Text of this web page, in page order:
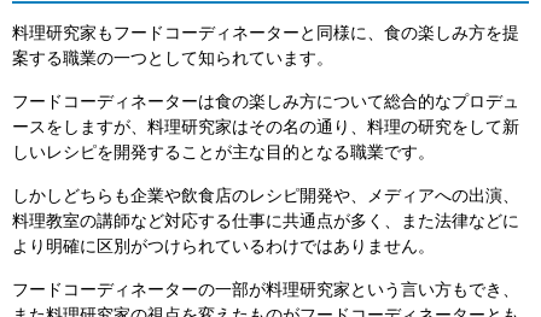
料理研究家もフードコーディネーターと同様に、食の楽しみ方を提
案する職業の一つとして知られています。
フードコーディネーターは食の楽しみ方について総合的なプロデュ
ースをしますが、料理研究家はその名の通り、料理の研究をして新
しいレシピを開発することが主な目的となる職業です。
しかしどちらも企業や飲食店のレシピ開発や、メディアへの出演、
料理教室の講師など対応する仕事に共通点が多く、また法律などに
より明確に区別がつけられているわけではありません。
フードコーディネーターの一部が料理研究家という言い方もでき、